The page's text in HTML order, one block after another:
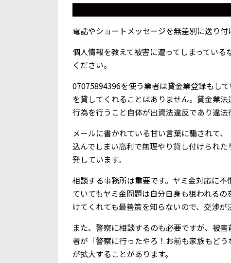
電話やショートメッセージを無差別に送り
個人情報を教えて被害に遭ってしまってい
ください。
07075894396を使う業者は貸金業登録もし
を貸してくれることはありません。貸金業
行為を行うこと自体が出資法違反であり違法
メールに書かれている甘い言葉に騙されて
込んでしまい高利で無理やり貸し付けられ
発しています。
相談する事務所は重要です。ヤミ金対応に
ていてもヤミ金問題は自分自身も狙われる
けてくれても最善策を知らないので、交渉が
また、警察に相談するのも必要ですが、被
者が「警察に行ったやろ！お前も家族もど
が拡大することがあります。